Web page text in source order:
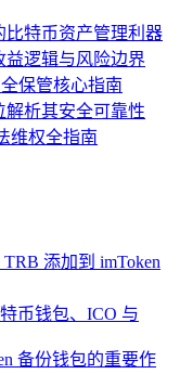
比特币资产管理利器
益逻辑与风险边界
保管核心指南
解析其安全可靠性
维权全指南
添加到 imToken
币钱包、ICO 与
备份钱包的重要作